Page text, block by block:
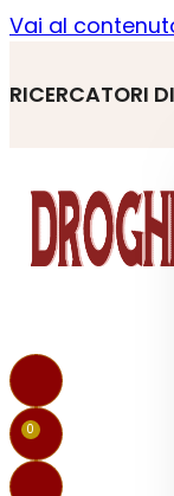
Vai al
RICERCATORI
0